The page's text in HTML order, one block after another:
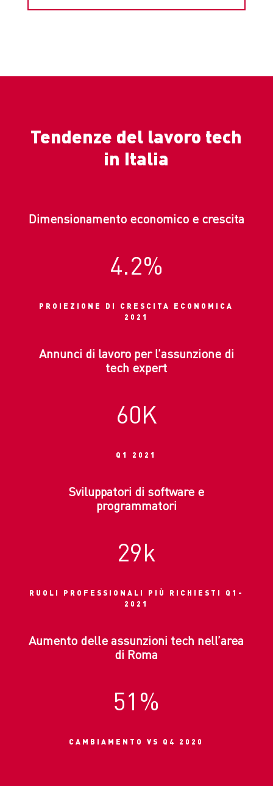
Tendenze del lavoro tech
in Italia
Dimensionamento economico e crescita
4.2%
PROIEZIONE DI CRESCITA ECONOMICA
2021
Annunci di lavoro per l’assunzione di
tech expert
60K
Q1 2021
Sviluppatori di software e
programmatori
29k
RUOLI PROFESSIONALI PIÙ RICHIESTI Q1-
2021
Aumento delle assunzioni tech nell’area
di Roma
51 %
CAMBIAMENTO VS Q4 2020